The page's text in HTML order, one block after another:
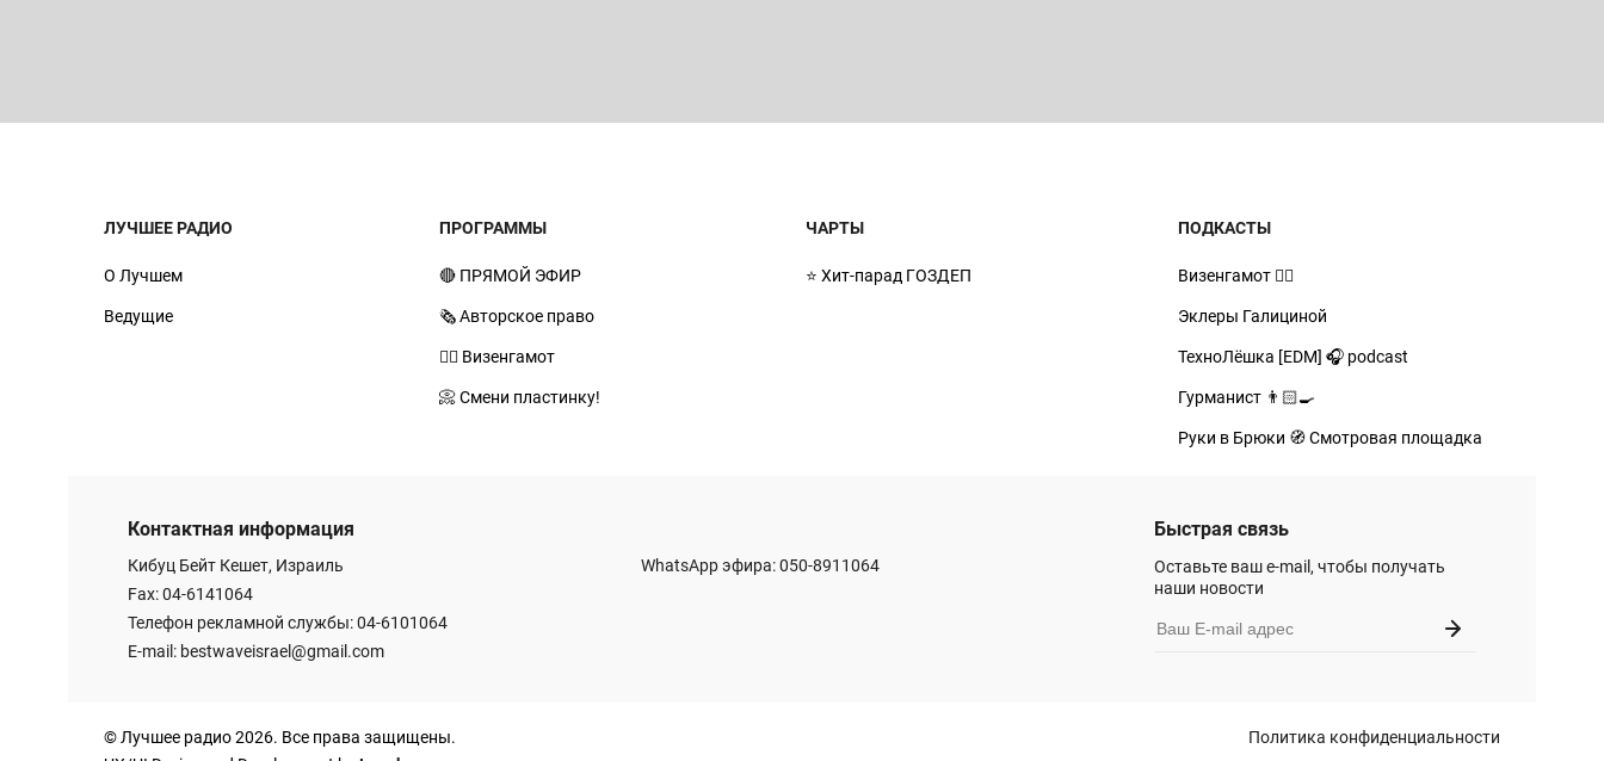
ЛУЧШЕЕ РАДИО
О Лучшем
Ведущие
ПРОГРАММЫ
🔴 ПРЯМОЙ ЭФИР
🗞️ Авторское право
🧙‍♂️ Визенгамот
📀 Смени пластинку!
ЧАРТЫ
⭐ Хит-парад ГОЗДЕП
ПОДКАСТЫ
Визенгамот 🧙‍♂️
Эклеры Галициной
ТехноЛёшка [EDM] 🎧 podcast
Гурманист 👨🏻‍🍳
Руки в Брюки 🧭 Смотровая площадка
Контактная информация
Кибуц Бейт Кешет, Израиль
Fax: 04-6141064
Телефон рекламной службы: 04-6101064
E-mail: bestwaveisrael@gmail.com
WhatsApp эфира:050-8911064
Быстрая связь
Оставьте ваш e-mail, чтобы получать
наши новости
Политика конфиденциальности
© Лучшее радио 2026. Все права защищены.